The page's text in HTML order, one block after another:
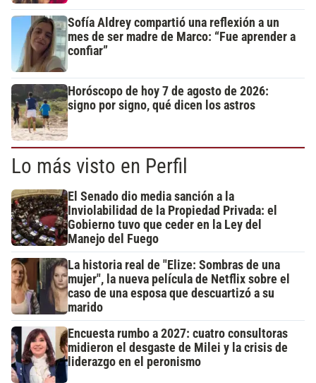
Sofía Aldrey compartió una reflexión a un
mes de ser madre de Marco: “Fue aprender a
confiar”
Horóscopo de hoy 7 de agosto de 2026:
signo por signo, qué dicen los astros
Lo más visto en Perfil
El Senado dio media sanción a la
Inviolabilidad de la Propiedad Privada: el
Gobierno tuvo que ceder en la Ley del
Manejo del Fuego
La historia real de "Elize: Sombras de una
mujer", la nueva película de Netflix sobre el
caso de una esposa que descuartizó a su
marido
Encuesta rumbo a 2027: cuatro consultoras
midieron el desgaste de Milei y la crisis de
liderazgo en el peronismo